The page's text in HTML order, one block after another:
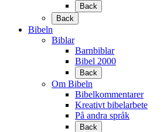
Back
Back
Bibeln
Biblar
Barnbiblar
Bibel 2000
Back
Om Bibeln
Bibelkommentarer
Kreativt bibelarbete
På andra språk
Back